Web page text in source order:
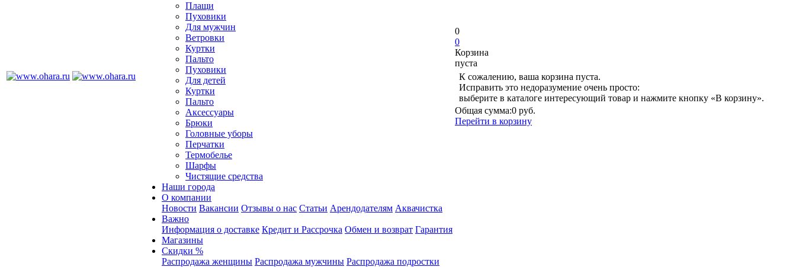
Плащи
Пуховики
Для мужчин
Ветровки
Куртки
Пальто
Пуховики
Для детей
Куртки
Пальто
Аксессуары
Брюки
Головные уборы
Перчатки
Термобелье
Шарфы
Чистящие средства
Наши города
О компании
Новости Вакансии Отзывы о нас Статьи Арендодателям Аквачистка
Важно
Информация о доставке Кредит и Рассрочка Обмен и возврат Гарантия
Магазины
Скидки %
Распродажа женщины Распродажа мужчины Распродажа подростки
0
0
Корзина
пуста
К сожалению, ваша корзина пуста.
Исправить это недоразумение очень просто:
выберите в каталоге интересующий товар и нажмите кнопку «В корзину».
Общая сумма:0 руб.
Перейти в корзину